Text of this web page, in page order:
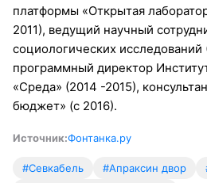
платформы «Открытая
2011), ведущий научный
социологических
программный директор
«Среда» (2014 -2015),
бюджет» (с 2016).
Источник:Фонтанка.ру
#Севкабель #Апраксин двор